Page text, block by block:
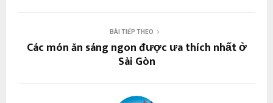
BÀI TIẾP THEO
Các món ăn sáng ngon được ưa thích nhất ở
Sài Gòn